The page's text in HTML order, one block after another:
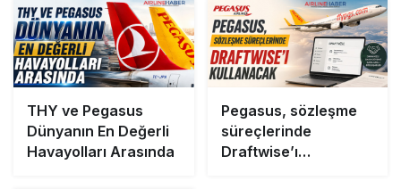
THY ve Pegasus
Dünyanın En Değerli
Havayolları Arasında
Pegasus, sözleşme
süreçlerinde
Draftwise’ı